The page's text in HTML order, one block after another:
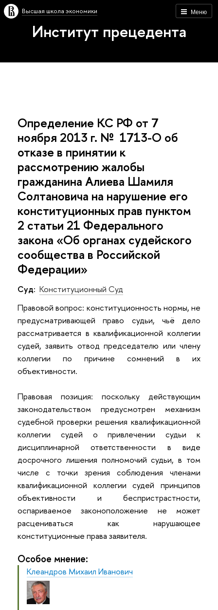
Меню
Высшая школа экономики
Институт прецедента
Определение КС РФ от 7
ноября 2013 г. № 1713-О об
отказе в принятии к
рассмотрению жалобы
гражданина Алиева Шамиля
Солтановича на нарушение его
конституционных прав пунктом
2 статьи 21 Федерального
закона «Об органах судейского
сообщества в Российской
Федерации»
Суд: Конституционный Суд
Правовой вопрос: конституционность нормы, не
предусматривающей право судьи, чьё дело
рассматривается в квалификационной коллегии
судей, заявить отвод председателю или члену
коллегии по причине сомнений в их
объективности.
Правовая позиция: поскольку действующим
законодательством предусмотрен механизм
судебной проверки решения квалификационной
коллегии судей о привлечении судьи к
дисциплинарной ответственности в виде
досрочного лишения полномочий судьи, в том
числе с точки зрения соблюдения членами
квалификационной коллегии судей принципов
объективности и беспристрастности,
оспариваемое законоположение не может
расцениваться как нарушающее
конституционные права заявителя.
Особое мнение:
Клеандров Михаил Иванович